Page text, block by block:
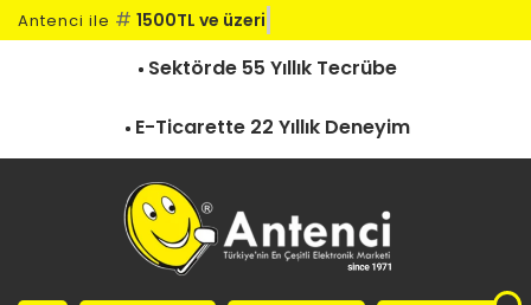
Antenci ile # 1500TL ve üzeri k
Sektörde 55 Yıllık Tecrübe
E-Ticarette 22 Yıllık Deneyim